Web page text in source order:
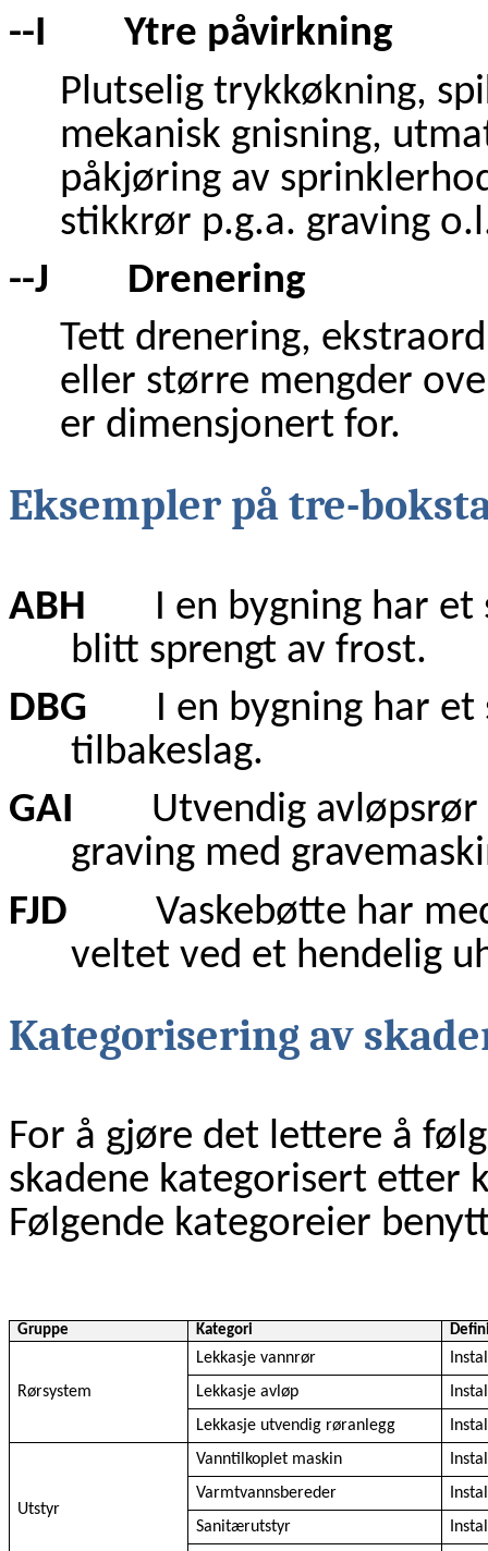
--I Ytre påvirkning
Plutselig trykkøkning,
mekanisk gnisning,
påkjøring av
stikkrør p.g.a. graving
--J Drenering
Tett drenering,
eller større mengder
er dimensjonert for.
Eksempler på tre-
ABH I en bygning har et
blitt sprengt av frost.
DBG I en bygning har et
tilbakeslag.
GAI Utvendig avløpsrør
graving med
FJD Vaskebøtte har
veltet ved et hendelig
Kategorisering av
For å gjøre det lettere å
skadene kategorisert etter
Følgende kategoreier
Gruppe Kategori
Rørsystem
Lekkasje vannrør
Lekkasje avløp
Lekkasje utvendig røranlegg
Utstyr
Vanntilkoplet maskin
Varmtvannsbereder
Sanitærutstyr